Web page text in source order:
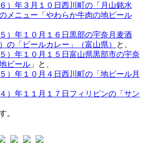
）年３月１０日西川町の「月山銘水
メニュー「やわらか牛肉の地ビール
）年１０月１６日黒部の宇奈月麦酒
の「ビールカレー」（富山県）
と、
）年１０月１５日富山県黒部市の宇奈
ビール 」と、
）年１０月４日西川町の「地ビール月
）年１１月１７日フィリピンの「サン
。